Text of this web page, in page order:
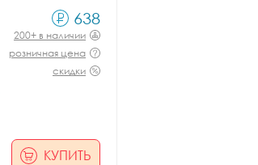
638
200+ в наличии
розничная цена
скидки
КУПИТЬ